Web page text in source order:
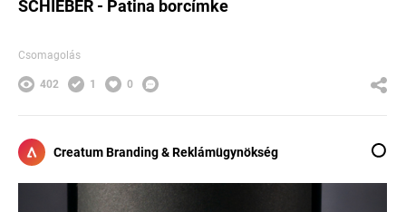
SCHIEBER - Patina borcímke
Csomagolás
402 1 0
Creatum Branding & Reklámügynökség